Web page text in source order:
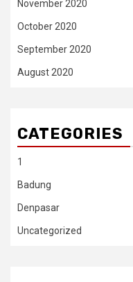
November 2020
October 2020
September 2020
August 2020
CATEGORIES
1
Badung
Denpasar
Uncategorized